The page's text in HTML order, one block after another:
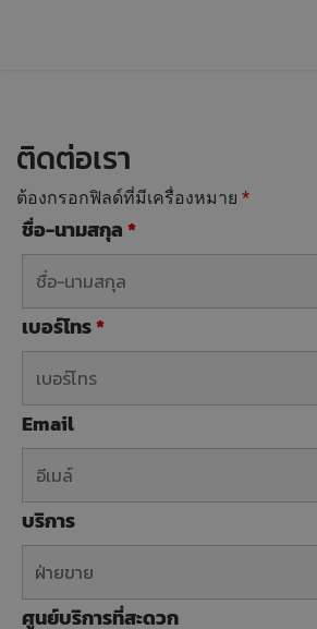
ติดต่อเรา
ต้องกรอกฟิลด์ที่มีเครื่องหมาย *
ชื่อ-นามสกุล*
เบอร์โทร*
Email
บริการ
ศูนย์บริการที่สะดวก